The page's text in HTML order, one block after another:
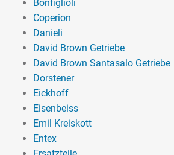
Bonfiglioli
Coperion
Danieli
David Brown Getriebe
David Brown Santasalo Getriebe
Dorstener
Eickhoff
Eisenbeiss
Emil Kreiskott
Entex